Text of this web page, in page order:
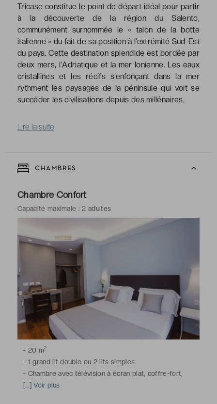
Tricase constitue le point de départ idéal pour partir
à la découverte de la région du Salento,
communément surnommée le « talon de la botte
italienne » du fait de sa position à l’extrémité Sud-Est
du pays. Cette destination splendide est bordée par
deux mers, l’Adriatique et la mer Ionienne. Les eaux
cristallines et les récifs s’enfonçant dans la mer
rythment les paysages de la péninsule qui voit se
succéder les civilisations depuis des millénaires.
Lire la suite
CHAMBRES
Chambre Confort
Capacité maximale : 2 adultes
- 20 m²
- 1 grand lit double ou 2 lits simples
- Chambre avec télévision à écran plat, coffre-fort,
climatisation, bureau, chauffage, dressing,
[...] Voir plus